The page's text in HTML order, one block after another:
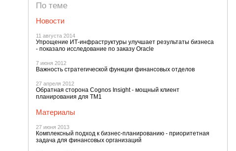
По теме
Новости
11 августа 2014
Упрощение ИТ-инфраструктуры улучшает результаты бизнеса
- показало исследование по заказу Oracle
7 июня 2012
Важность стратегической функции финансовых отделов
27 апреля 2012
Обратная сторона Cognos Insight - мощный клиент
планирования для TM1
Материалы
27 июня 2013
Комплексный подход к бизнес-планированию - приоритетная
задача для финансовых организаций